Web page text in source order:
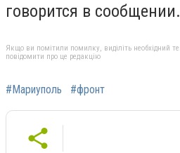
говорится в сообщении.
Якщо ви помітили помилку, виділіть необхідний
повідомити про це редакцію
#Мариуполь #фронт